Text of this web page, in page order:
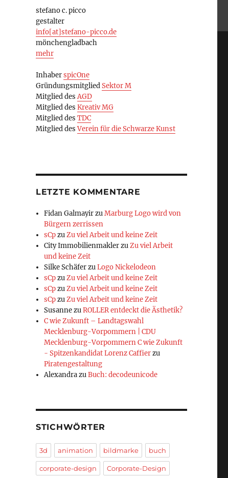
stefano c. picco
gestalter
info[at]stefano-picco.de
mönchengladbach
mehr
InhaberspicOne
GründungsmitgliedSektor M
Mitglied desAGD
Mitglied des Kreativ MG
Mitglied des TDC
Mitglied desVerein für die Schwarze Kunst
LETZTE KOMMENTARE
Fidan GalmayirzuMarburg Logo wird von
Bürgern zerrissen
sCpzuZu viel Arbeit und keine Zeit
City ImmobilienmaklerzuZu viel Arbeit
und keine Zeit
Silke SchäferzuLogo Nickelodeon
sCpzuZu viel Arbeit und keine Zeit
sCpzuZu viel Arbeit und keine Zeit
sCpzuZu viel Arbeit und keine Zeit
SusannezuROLLER entdeckt die Ästhetik?
C wie Zukunft – Landtagswahl
Mecklenburg-Vorpommern | CDU
Mecklenburg-Vorpommern C wie Zukunft
- Spitzenkandidat Lorenz Caffierzu
Piratengestaltung
AlexandrazuBuch: decodeunicode
STICHWÖRTER
3d animation bildmarke buch
corporate-design Corporate-Design